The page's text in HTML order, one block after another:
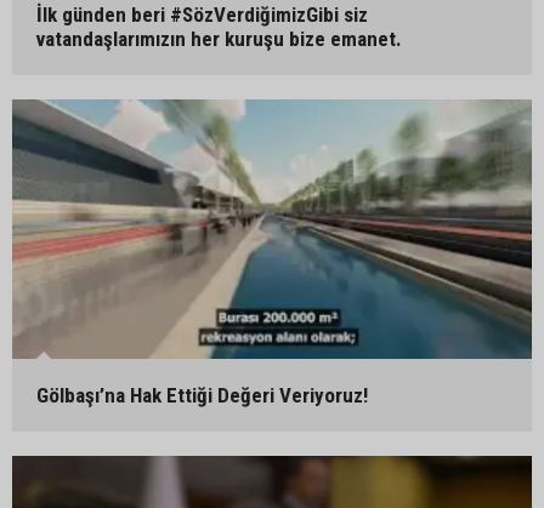
İlk günden beri #SözVerdiğimizGibi siz
vatandaşlarımızın her kuruşu bize emanet.
Gölbaşı’na Hak Ettiği Değeri Veriyoruz!